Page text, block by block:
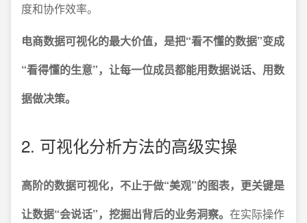
度和协作效率。
电商数据可视化的最大价值，是把“看不懂的数据”变成
“看得懂的生意”，让每一位成员都能用数据说话、用数
据做决策。
2. 可视化分析方法的高级实操
高阶的数据可视化，不止于做“美观”的图表，更关键是
让数据“会说话”，挖掘出背后的业务洞察。 在实际操作